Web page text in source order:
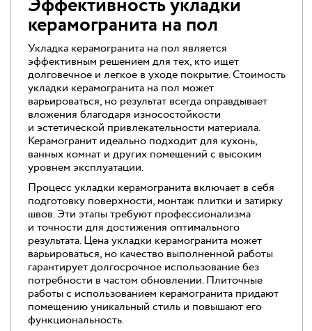
керамогранита на пол
Укладка керамогранита на пол является
эффективным решением для тех, кто ищет
долговечное и легкое в уходе покрытие. Стоимость
укладки керамогранита на пол может
варьироваться, но результат всегда оправдывает
вложения благодаря износостойкости
и эстетической привлекательности материала.
Керамогранит идеально подходит для кухонь,
ванных комнат и других помещений с высоким
уровнем эксплуатации.
Процесс укладки керамогранита включает в себя
подготовку поверхности, монтаж плитки и затирку
швов. Эти этапы требуют профессионализма
и точности для достижения оптимального
результата. Цена укладки керамогранита может
варьироваться, но качество выполненной работы
гарантирует долгосрочное использование без
потребности в частом обновлении. Плиточные
работы с использованием керамогранита придают
помещению уникальный стиль и повышают его
функциональность.